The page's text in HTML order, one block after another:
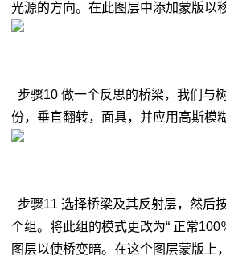
光源的方向。在此图层中添加蒙版以
步骤10 做一个反思的桥梁，我们与
份，垂直翻转，面具，并应用高斯模
步骤11 选择桥梁及其反射层，然后
个组。将此组的模式更改为“ 正常100
图层以使桥变暗。在这个图层蒙版上